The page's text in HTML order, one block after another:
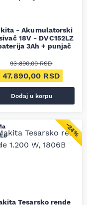
RSD.
je: 93.590,00 RSD.
- Akumulatorski
18V - DVC152LZ
3Ah + punjač
93.890,00RSD
Originalna cena je
47.890,00 RSD
Dodaj u korpu
−24%
Tesarsko rende